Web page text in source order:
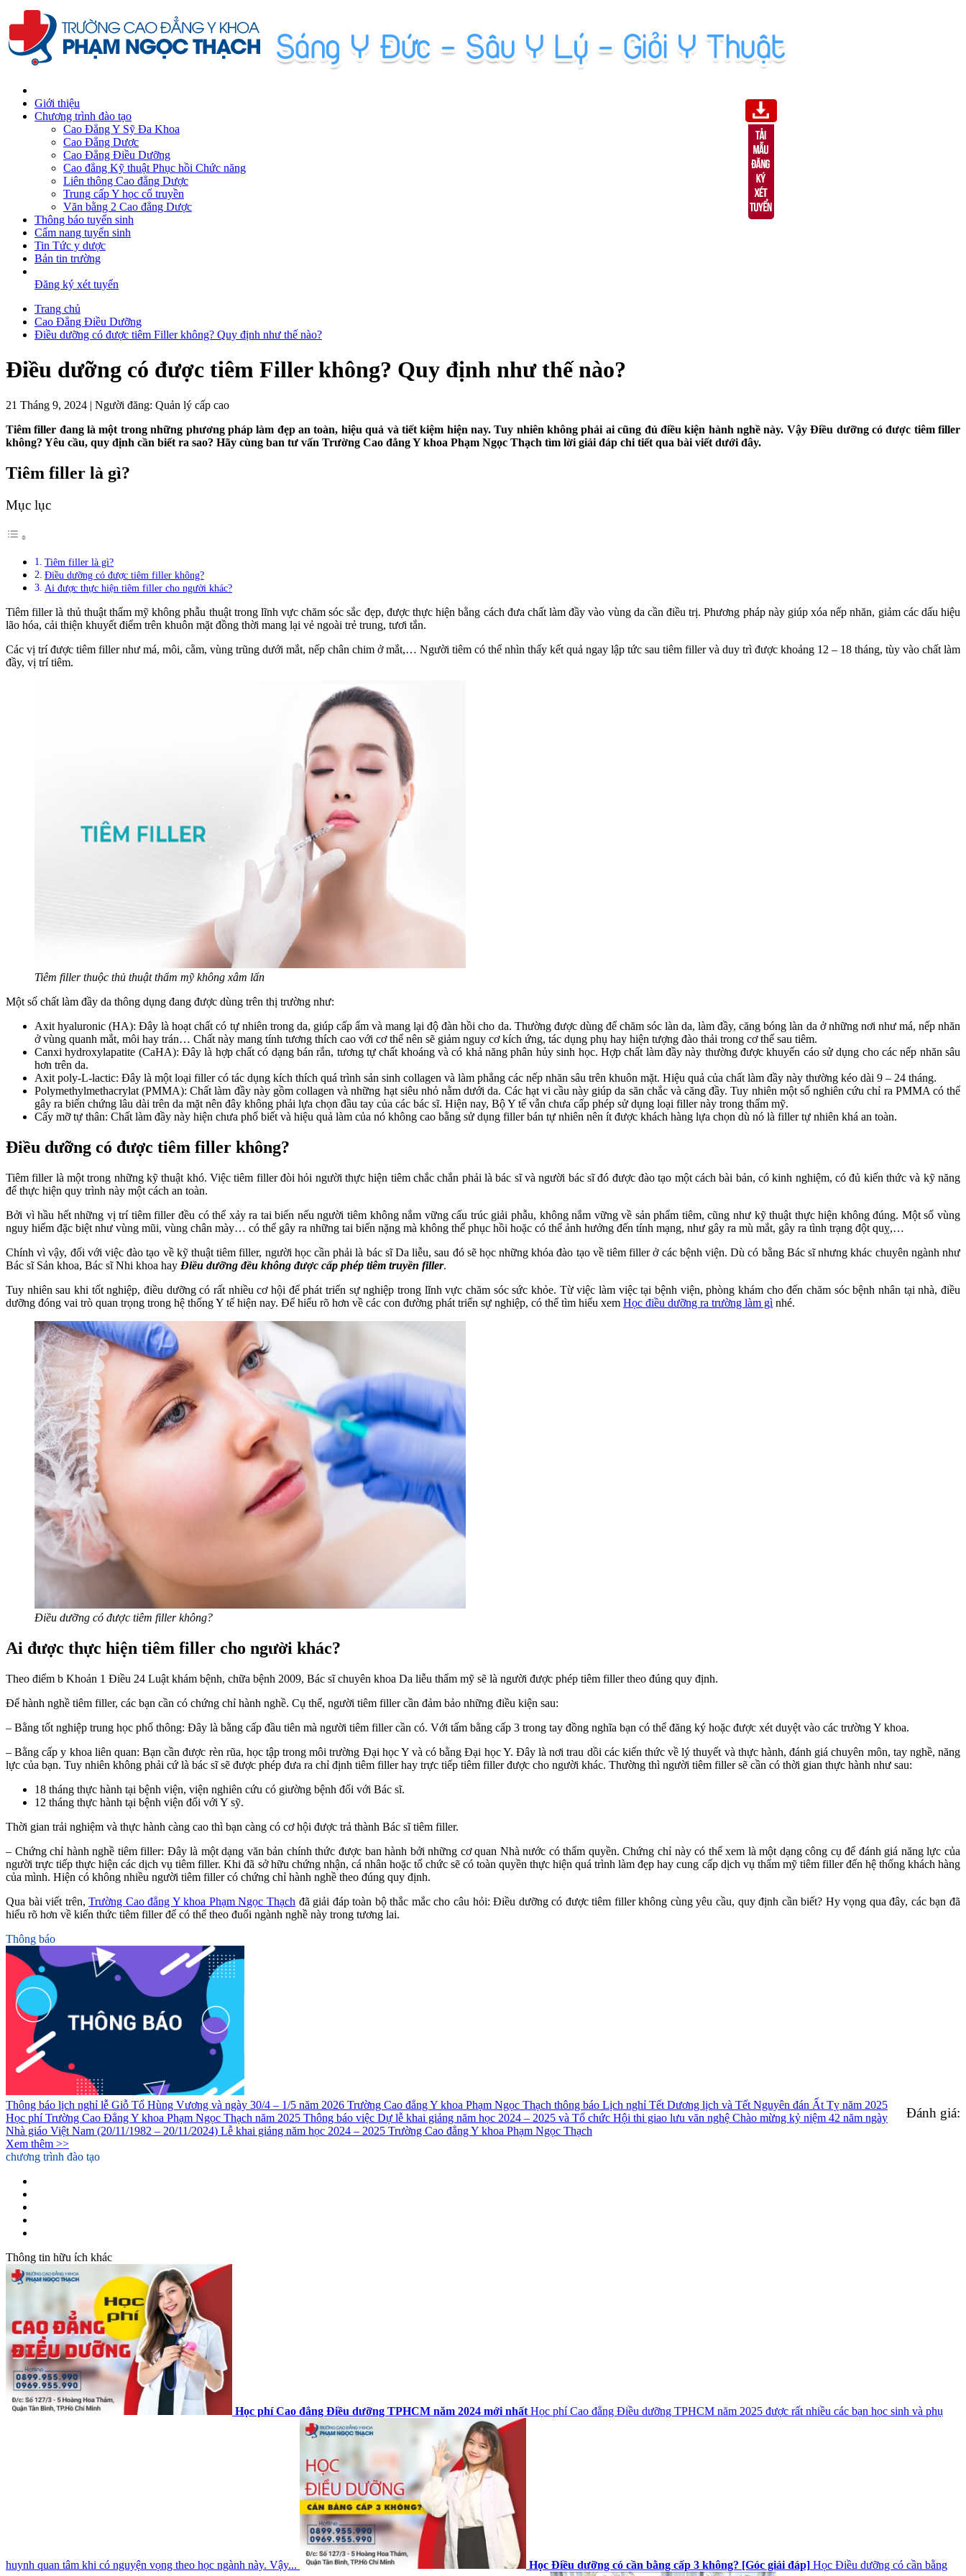
Giới thiệu
Chương trình đào tạo
Cao Đẳng Y Sỹ Đa Khoa
Cao Đẳng Dược
Cao Đẳng Điều Dưỡng
Cao đẳng Kỹ thuật Phục hồi Chức năng
Liên thông Cao đẳng Dược
Trung cấp Y học cổ truyền
Văn bằng 2 Cao đẳng Dược
Thông báo tuyển sinh
Cẩm nang tuyển sinh
Tin Tức y dược
Bản tin trường
Đăng ký xét tuyển
Trang chủ
Cao Đẳng Điều Dưỡng
Điều dưỡng có được tiêm Filler không? Quy định như thế nào?
Điều dưỡng có được tiêm Filler không? Quy định như thế nào?
21 Tháng 9, 2024 | Người đăng: Quản lý cấp cao
Tiêm filler đang là một trong những phương pháp làm đẹp an toàn, hiệu quả và tiết kiệm hiện nay. Tuy nhiên không phải ai cũng đủ điều kiện hành nghề này. Vậy Điều dưỡng có được tiêm filler
không? Yêu cầu, quy định cần biết ra sao? Hãy cùng ban tư vấn Trường Cao đẳng Y khoa Phạm Ngọc Thạch tìm lời giải đáp chi tiết qua bài viết dưới đây.
Tiêm filler là gì?
Mục lục
Tiêm filler là gì?
Điều dưỡng có được tiêm filler không?
Ai được thực hiện tiêm filler cho người khác?
Tiêm filler là thủ thuật thẩm mỹ không phẫu thuật trong lĩnh vực chăm sóc sắc đẹp, được thực hiện bằng cách đưa chất làm đầy vào vùng da cần điều trị. Phương pháp này giúp xóa nếp nhăn, giảm các dấu hiệu
lão hóa, cải thiện khuyết điểm trên khuôn mặt đồng thời mang lại vẻ ngoài trẻ trung, tươi tắn.
Các vị trí được tiêm filler như má, môi, cằm, vùng trũng dưới mắt, nếp chân chim ở mắt,… Người tiêm có thể nhìn thấy kết quả ngay lập tức sau tiêm filler và duy trì được khoảng 12 – 18 tháng, tùy vào chất làm
đầy, vị trí tiêm.
Tiêm filler thuộc thủ thuật thẩm mỹ không xâm lấn
Một số chất làm đầy da thông dụng đang được dùng trên thị trường như:
Axit hyaluronic (HA): Đây là hoạt chất có tự nhiên trong da, giúp cấp ẩm và mang lại độ đàn hồi cho da. Thường được dùng để chăm sóc làn da, làm đầy, căng bóng làn da ở những nơi như má, nếp nhăn
ở vùng quanh mắt, môi hay trán… Chất này mang tính tương thích cao với cơ thể nên sẽ giảm nguy cơ kích ứng, tác dụng phụ hay hiện tượng đào thải trong cơ thể sau tiêm.
Canxi hydroxylapatite (CaHA): Đây là hợp chất có dạng bán rắn, tương tự chất khoáng và có khả năng phân hủy sinh học. Hợp chất làm đầy này thường được khuyến cáo sử dụng cho các nếp nhăn sâu
hơn trên da.
Axit poly-L-lactic: Đây là một loại filler có tác dụng kích thích quá trình sản sinh collagen và làm phẳng các nếp nhăn sâu trên khuôn mặt. Hiệu quả của chất làm đầy này thường kéo dài 9 – 24 tháng.
Polymethylmethacrylat (PMMA): Chất làm đầy này gồm collagen và những hạt siêu nhỏ nằm dưới da. Các hạt vi cầu này giúp da săn chắc và căng đầy. Tuy nhiên một số nghiên cứu chỉ ra PMMA có thể
gây ra biến chứng lâu dài trên da mặt nên đây không phải lựa chọn đầu tay của các bác sĩ. Hiện nay, Bộ Y tế vẫn chưa cấp phép sử dụng loại filler này trong thẩm mỹ.
Cấy mỡ tự thân: Chất làm đầy này hiện chưa phổ biết và hiệu quả làm của nó không cao bằng sử dụng filler bán tự nhiên nên ít được khách hàng lựa chọn dù nó là filler tự nhiên khá an toàn.
Điều dưỡng có được tiêm filler không?
Tiêm filler là một trong những kỹ thuật khó. Việc tiêm filler đòi hỏi người thực hiện tiêm chắc chắn phải là bác sĩ và người bác sĩ đó được đào tạo một cách bài bản, có kinh nghiệm, có đủ kiến thức và kỹ năng
để thực hiện quy trình này một cách an toàn.
Bởi vì hầu hết những vị trí tiêm filler đều có thể xảy ra tai biến nếu người tiêm không nắm vững cấu trúc giải phẫu, không nắm vững về sản phẩm tiêm, cũng như kỹ thuật thực hiện không đúng. Một số vùng
nguy hiểm đặc biệt như vùng mũi, vùng chân mày… có thể gây ra những tai biến nặng mà không thể phục hồi hoặc có thể ảnh hưởng đến tính mạng, như gây ra mù mắt, gây ra tình trạng đột quỵ,…
Chính vì vậy, đối với việc đào tạo về kỹ thuật tiêm filler, người học cần phải là bác sĩ Da liễu, sau đó sẽ học những khóa đào tạo về tiêm filler ở các bệnh viện. Dù có bằng Bác sĩ nhưng khác chuyên ngành như
Bác sĩ Sản khoa, Bác sĩ Nhi khoa hay Điều dưỡng đều không được cấp phép tiêm truyền filler.
Tuy nhiên sau khi tốt nghiệp, điều dưỡng có rất nhiều cơ hội để phát triển sự nghiệp trong lĩnh vực chăm sóc sức khỏe. Từ việc làm việc tại bệnh viện, phòng khám cho đến chăm sóc bệnh nhân tại nhà, điều
dưỡng đóng vai trò quan trọng trong hệ thống Y tế hiện nay. Để hiểu rõ hơn về các con đường phát triển sự nghiệp, có thể tìm hiểu xem Học điều dưỡng ra trường làm gì nhé.
Điều dưỡng có được tiêm filler không?
Ai được thực hiện tiêm filler cho người khác?
Theo điểm b Khoản 1 Điều 24 Luật khám bệnh, chữa bệnh 2009, Bác sĩ chuyên khoa Da liễu thẩm mỹ sẽ là người được phép tiêm filler theo đúng quy định.
Để hành nghề tiêm filler, các bạn cần có chứng chỉ hành nghề. Cụ thể, người tiêm filler cần đảm bảo những điều kiện sau:
– Bằng tốt nghiệp trung học phổ thông: Đây là bằng cấp đầu tiên mà người tiêm filler cần có. Với tấm bằng cấp 3 trong tay đồng nghĩa bạn có thể đăng ký hoặc được xét duyệt vào các trường Y khoa.
– Bằng cấp y khoa liên quan: Bạn cần được rèn rũa, học tập trong môi trường Đại học Y và có bằng Đại học Y. Đây là nơi trau dồi các kiến thức về lý thuyết và thực hành, đánh giá chuyên môn, tay nghề, năng
lực của bạn. Tuy nhiên không phải cứ là bác sĩ sẽ được phép đưa ra chỉ định tiêm filler hay trực tiếp tiêm filler được cho người khác. Thường thì người tiêm filler sẽ cần có thời gian thực hành như sau:
18 tháng thực hành tại bệnh viện, viện nghiên cứu có giường bệnh đối với Bác sĩ.
12 tháng thực hành tại bệnh viện đối với Y sỹ.
Thời gian trải nghiệm và thực hành càng cao thì bạn càng có cơ hội được trả thành Bác sĩ tiêm filler.
– Chứng chỉ hành nghề tiêm filler: Đây là một dạng văn bản chính thức được ban hành bởi những cơ quan Nhà nước có thẩm quyền. Chứng chỉ này có thể xem là một dạng công cụ để đánh giá năng lực của
người trực tiếp thực hiện các dịch vụ tiêm filler. Khi đã sở hữu chứng nhận, cá nhân hoặc tổ chức sẽ có toàn quyền thực hiện quá trình làm đẹp hay cung cấp dịch vụ thẩm mỹ tiêm filler đến hệ thống khách hàng
của mình. Hiện có không nhiều người tiêm filler có chứng chỉ hành nghề theo đúng quy định.
Qua bài viết trên,Trường Cao đẳng Y khoa Phạm Ngọc Thạch đã giải đáp toàn bộ thắc mắc cho câu hỏi: Điều dưỡng có được tiêm filler không cùng yêu cầu, quy định cần biết? Hy vọng qua đây, các bạn đã
hiểu rõ hơn về kiến thức tiêm filler để có thể theo đuổi ngành nghề này trong tương lai.
Đánh giá:
Thông báo
Thông báo lịch nghỉ lễ Giỗ Tổ Hùng Vương và ngày 30/4 – 1/5 năm 2026 Trường Cao đẳng Y khoa Phạm Ngọc Thạch thông báo Lịch nghỉ Tết Dương lịch và Tết Nguyên đán Ất Tỵ năm 2025
Học phí Trường Cao Đẳng Y khoa Phạm Ngọc Thạch năm 2025 Thông báo việc Dự lễ khai giảng năm học 2024 – 2025 và Tổ chức Hội thi giao lưu văn nghệ Chào mừng kỷ niệm 42 năm ngày
Nhà giáo Việt Nam (20/11/1982 – 20/11/2024) Lễ khai giảng năm học 2024 – 2025 Trường Cao đẳng Y khoa Phạm Ngọc Thạch
Xem thêm >>
chương trình đào tạo
Thông tin hữu ích khác
Học phí Cao đẳng Điều dưỡng TPHCM năm 2024 mới nhất Học phí Cao đẳng Điều dưỡng TPHCM năm 2025 được rất nhiều các bạn học sinh và phụ
huynh quan tâm khi có nguyện vọng theo học ngành này. Vậy... Học Điều dưỡng có cần bằng cấp 3 không? [Góc giải đáp] Học Điều dưỡng có cần bằng